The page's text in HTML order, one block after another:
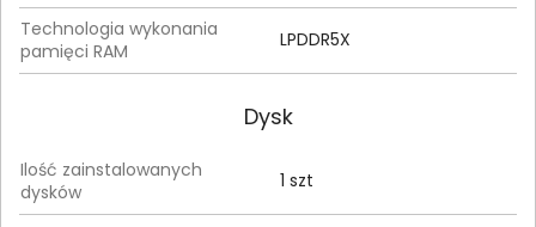
Technologia wykonania
pamięci RAM
LPDDR5X
Dysk
Ilość zainstalowanych
dysków
1 szt